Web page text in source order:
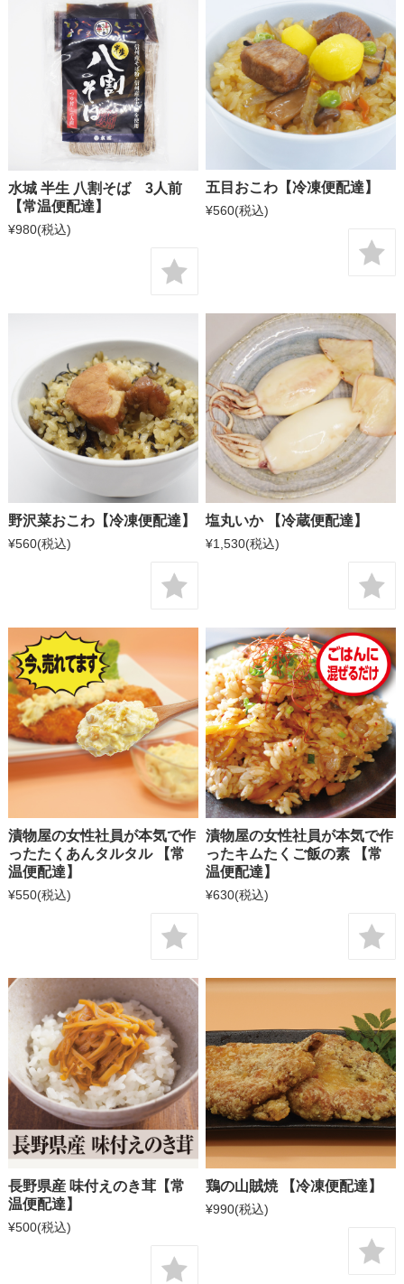
水城 半生 八割そば 3人前
【常温便配達】
¥980(税込)
五目おこわ【冷凍便配達】
¥560(税込)
野沢菜おこわ【冷凍便配達】
¥560(税込)
塩丸いか 【冷蔵便配達】
¥1,530(税込)
漬物屋の女性社員が本気で作
ったたくあんタルタル 【常
温便配達】
¥550(税込)
漬物屋の女性社員が本気で作
ったキムたくご飯の素 【常
温便配達】
¥630(税込)
長野県産 味付えのき茸【常
温便配達】
¥500(税込)
鶏の山賊焼 【冷凍便配達】
¥990(税込)